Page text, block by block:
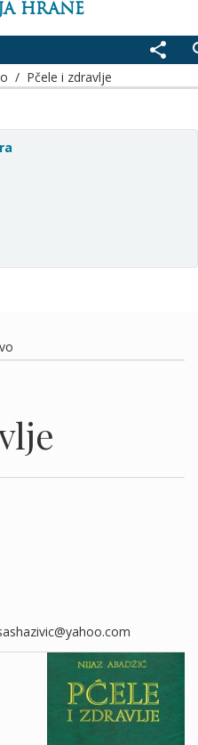
HRANE
share
/ Pčele i zdravlje